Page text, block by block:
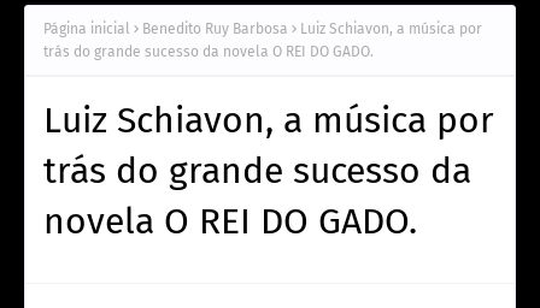
Página inicial Benedito Ruy Barbosa
Luiz Schiavon, a música por
trás do grande sucesso da novela O REI DO GADO.
Luiz Schiavon, a música por
trás do grande sucesso da
novela O REI DO GADO.